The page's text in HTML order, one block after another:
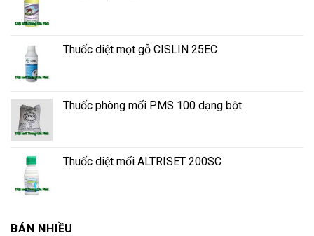
Thuốc diệt mọt gỗ CISLIN 25EC
Thuốc phòng mối PMS 100 dạng bột
Thuốc diệt mối ALTRISET 200SC
BÁN NHIỀU